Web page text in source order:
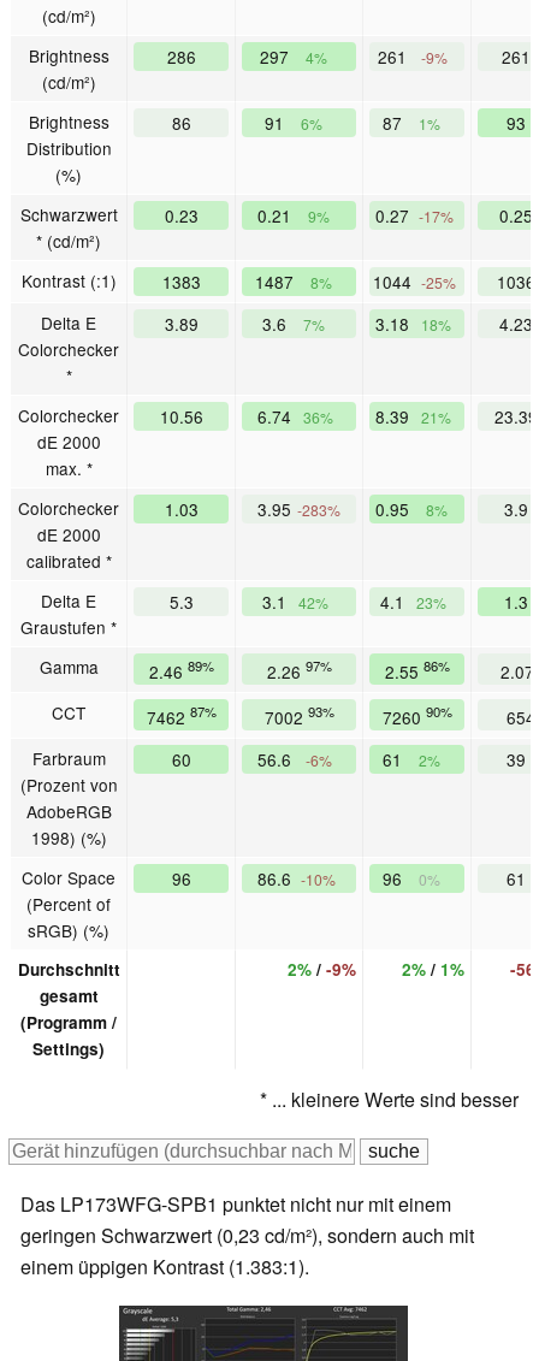
(cd/m²)
Brightness
(cd/m²)
286 297 4% 261 -9% 261
Brightness
Distribution
(%)
86 91 6% 87 1% 93
Schwarzwert
* (cd/m²)
0.23 0.21 9% 0.27 -17% 0.25
Kontrast (:1) 1383 1487 8% 1044 -25%
Delta E
Colorchecker
*
3.89 3.6 7% 3.18 18% 4.23
Colorchecker
dE 2000
max. *
10.56 6.74 36% 8.39 21%
Colorchecker
dE 2000
calibrated *
1.03 3.95 -283% 0.95 8% 3.9
Delta E
Graustufen *
5.3 3.1 42% 4.1 23% 1.3
Gamma 2.46 89% 2.26 97% 2.55 86%
CCT
7462 87% 7002 93% 7260 90%
Farbraum
(Prozent von
AdobeRGB
1998) (%)
60 56.6 -6% 61 2% 39
Color Space
(Percent of
sRGB) (%)
96 86.6 -10% 96 0% 61
Durchschnitt
gesamt
(Programm /
Settings)
2%/ -9% 2%/ 1% -
* ... kleinere Werte sind besser
Das LP173WFG-SPB1 punktet nicht nur mit einem
geringen Schwarzwert (0,23 cd/m²), sondern auch mit
einem üppigen Kontrast (1.383:1).